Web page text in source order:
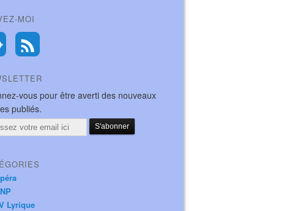
MOI
vous pour être averti des nouveaux
publiés.
Lyrique